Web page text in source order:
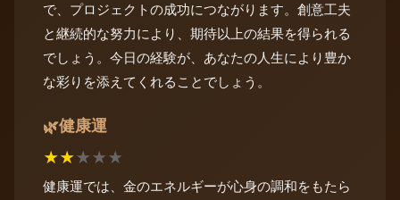
で、プロジェクトの成功につながります。創意工夫
と継続的な努力により、期待以上の結果を得られる
でしょう。今日の経験が、あなたの人生により豊か
な彩りを添えてくれることでしょう。
🌿健康運
★★★★★
健康運では、金のエネルギーが心身の調和をもたら